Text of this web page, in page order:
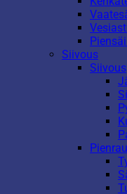
Siivous
Siivous